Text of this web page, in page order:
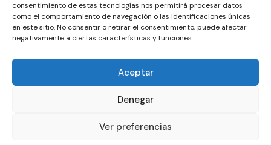
consentimiento de estas tecnologías nos permitirá procesar datos
como el comportamiento de navegación o las identificaciones únicas
en este sitio. No consentir o retirar el consentimiento, puede afectar
negativamente a ciertas características y funciones.
Aceptar
Denegar
Ver preferencias
© La Servilleta - El Blog de Paco Prieto